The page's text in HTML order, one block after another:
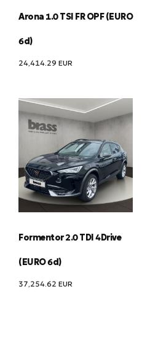
Arona 1.0 TSI FR OPF (EURO
6d)
24,414.29 EUR
Formentor 2.0 TDI 4Drive
(EURO 6d)
37,254.62 EUR